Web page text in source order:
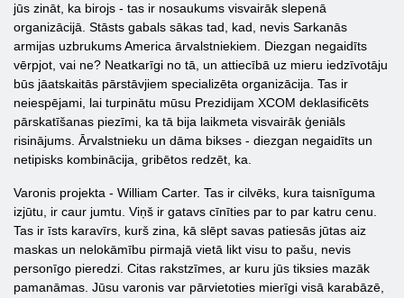
jūs zināt, ka birojs - tas ir nosaukums visvairāk slepenā
organizācijā. Stāsts gabals sākas tad, kad, nevis Sarkanās
armijas uzbrukums America ārvalstniekiem. Diezgan negaidīts
vērpjot, vai ne? Neatkarīgi no tā, un attiecībā uz mieru iedzīvotāju
būs jāatskaitās pārstāvjiem specializēta organizācija. Tas ir
neiespējami, lai turpinātu mūsu Prezidijam XCOM deklasificēts
pārskatīšanas piezīmi, ka tā bija laikmeta visvairāk ģeniāls
risinājums. Ārvalstnieku un dāma bikses - diezgan negaidīts un
netipisks kombinācija, gribētos redzēt, ka.
Varonis projekta - William Carter. Tas ir cilvēks, kura taisnīguma
izjūtu, ir caur jumtu. Viņš ir gatavs cīnīties par to par katru cenu.
Tas ir īsts karavīrs, kurš zina, kā slēpt savas patiesās jūtas aiz
maskas un nelokāmību pirmajā vietā likt visu to pašu, nevis
personīgo pieredzi. Citas rakstzīmes, ar kuru jūs tiksies mazāk
pamanāmas. Jūsu varonis var pārvietoties mierīgi visā karabāzē,